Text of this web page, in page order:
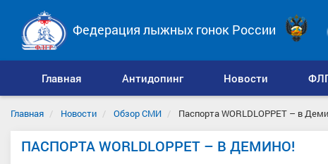
Федерация лыжных гонок России
Главная Антидопинг Новости
Главная Новости Обзор СМИ Паспорта WORLDLOPPET – в
ПАСПОРТА WORLDLOPPET – В ДЕМИНО!